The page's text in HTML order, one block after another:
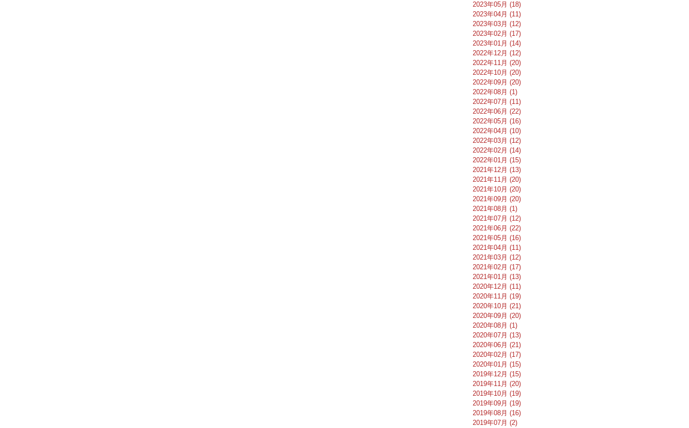
2023年05月 (18)
2023年04月 (11)
2023年03月 (12)
2023年02月 (17)
2023年01月 (14)
2022年12月 (12)
2022年11月 (20)
2022年10月 (20)
2022年09月 (20)
2022年08月 (1)
2022年07月 (11)
2022年06月 (22)
2022年05月 (16)
2022年04月 (10)
2022年03月 (12)
2022年02月 (14)
2022年01月 (15)
2021年12月 (13)
2021年11月 (20)
2021年10月 (20)
2021年09月 (20)
2021年08月 (1)
2021年07月 (12)
2021年06月 (22)
2021年05月 (16)
2021年04月 (11)
2021年03月 (12)
2021年02月 (17)
2021年01月 (13)
2020年12月 (11)
2020年11月 (19)
2020年10月 (21)
2020年09月 (20)
2020年08月 (1)
2020年07月 (13)
2020年06月 (21)
2020年02月 (17)
2020年01月 (15)
2019年12月 (15)
2019年11月 (20)
2019年10月 (19)
2019年09月 (19)
2019年08月 (16)
2019年07月 (2)